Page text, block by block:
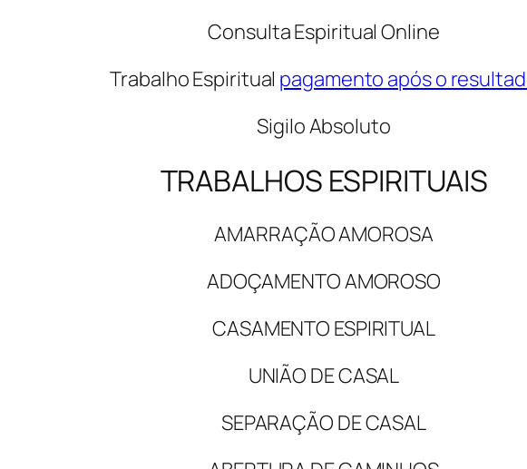
Consulta Espiritual Online
Trabalho Espiritual pagamento após o
Sigilo Absoluto
TRABALHOS ESPIRITUAIS
AMARRAÇÃO AMOROSA
ADOÇAMENTO AMOROSO
CASAMENTO ESPIRITUAL
UNIÃO DE CASAL
SEPARAÇÃO DE CASAL